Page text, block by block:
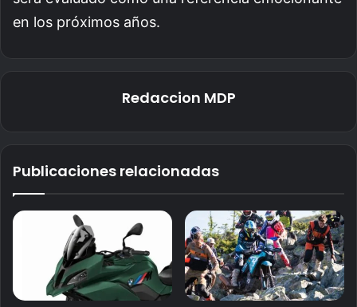
en los próximos años.
Redaccion MDP
Publicaciones relacionadas